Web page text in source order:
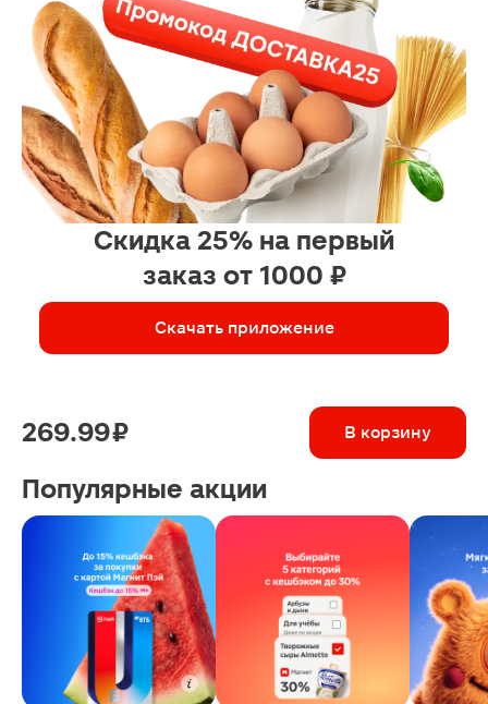
Скидка 25% на первый
заказ от 1000 ₽
Скачать приложение
269.99 ₽ В корзину
Популярные акции